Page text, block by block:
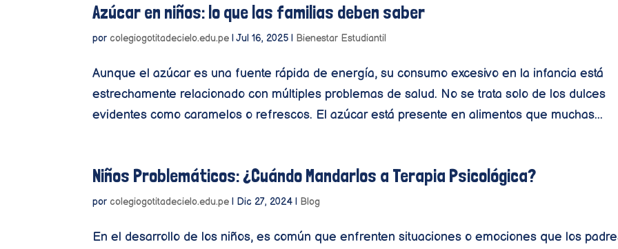
Azúcar en niños: lo que las familias deben saber
por colegiogotitadecielo.edu.pe |Jul 16, 2025 | Bienestar Estudiantil
Aunque el azúcar es una fuente rápida de energía, su consumo excesivo en la infancia está
estrechamente relacionado con múltiples problemas de salud. No se trata solo de los dulces
evidentes como caramelos o refrescos. El azúcar está presente en alimentos que muchas...
Niños Problemáticos: ¿Cuándo Mandarlos a Terapia Psicológica?
por colegiogotitadecielo.edu.pe | Dic 27, 2024 | Blog
En el desarrollo de los niños, es común que enfrenten situaciones o emociones que los